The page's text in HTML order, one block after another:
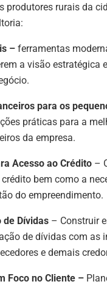
produtores rurais da
– ferramentas
a visão estratégica
para os
práticas para a
da empresa.
Acesso ao Crédito –
bem como a
do empreendimento.
de Dívidas – Construir
de dívidas com as
e demais
Foco no Cliente –